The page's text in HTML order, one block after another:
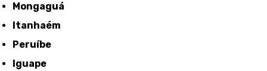
Mongaguá
Itanhaém
Peruíbe
Iguape